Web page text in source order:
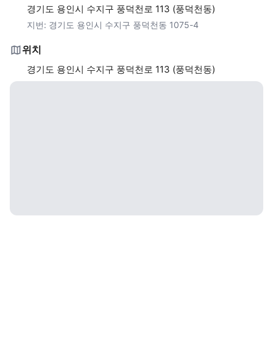
경기도 용인시 수지구 풍덕천로 113 (풍덕천동)
지번: 경기도 용인시 수지구 풍덕천동 1075-4
위치
경기도 용인시 수지구 풍덕천로 113 (풍덕천동)